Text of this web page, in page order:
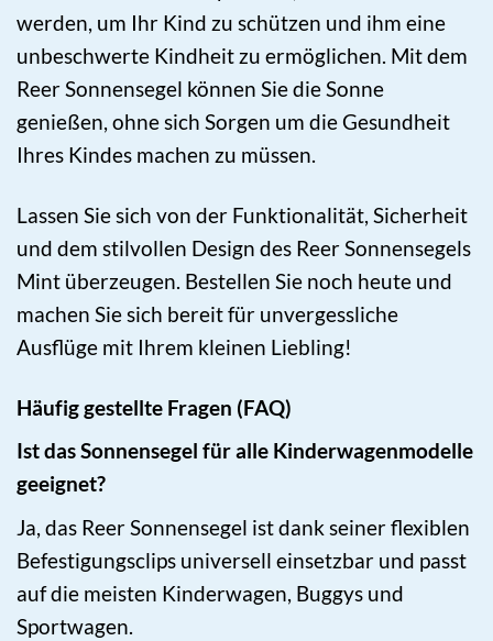
werden, um Ihr Kind zu schützen und ihm eine
unbeschwerte Kindheit zu ermöglichen. Mit dem
Reer Sonnensegel können Sie die Sonne
genießen, ohne sich Sorgen um die Gesundheit
Ihres Kindes machen zu müssen.
Lassen Sie sich von der Funktionalität, Sicherheit
und dem stilvollen Design des Reer Sonnensegels
Mint überzeugen. Bestellen Sie noch heute und
machen Sie sich bereit für unvergessliche
Ausflüge mit Ihrem kleinen Liebling!
Häufig gestellte Fragen (FAQ)
Ist das Sonnensegel für alle Kinderwagenmodelle
geeignet?
Ja, das Reer Sonnensegel ist dank seiner flexiblen
Befestigungsclips universell einsetzbar und passt
auf die meisten Kinderwagen, Buggys und
Sportwagen.